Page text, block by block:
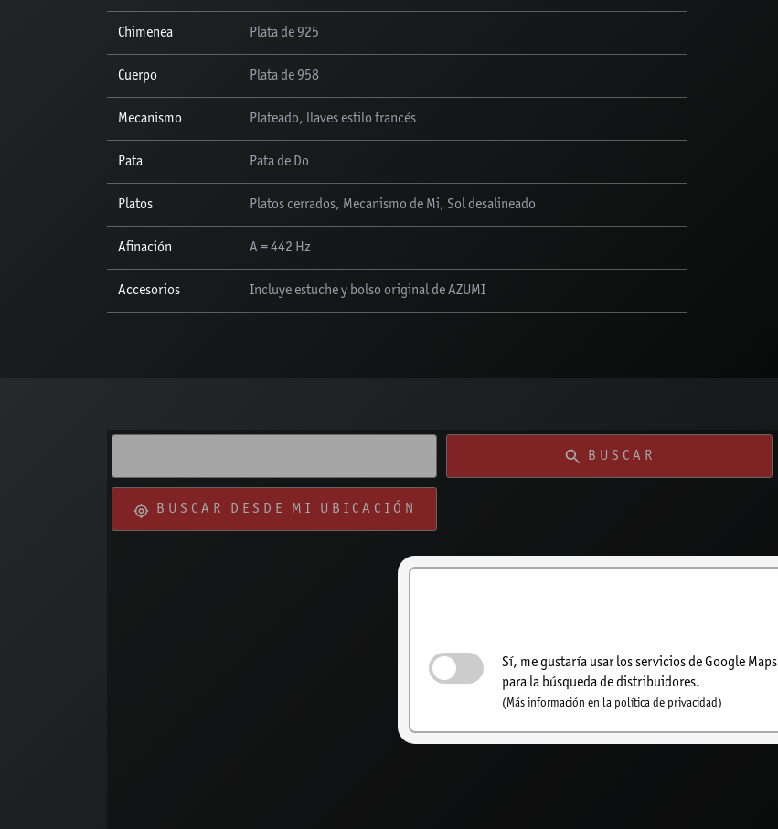
Chimenea Plata de 925
Cuerpo Plata de 958
Mecanismo Plateado, llaves estilo francés
Pata Pata de Do
Platos Platos cerrados, Mecanismo de Mi, Sol desalineado
Afinación A = 442 Hz
Accesorios Incluye estuche y bolso original de AZUMI
Sí, me gustaría usar los servicios de Google Maps
para la búsqueda de distribuidores.
(Más información en la política de privacidad)
BUSCAR
BUSCAR DESDE MI UBICACIÓN